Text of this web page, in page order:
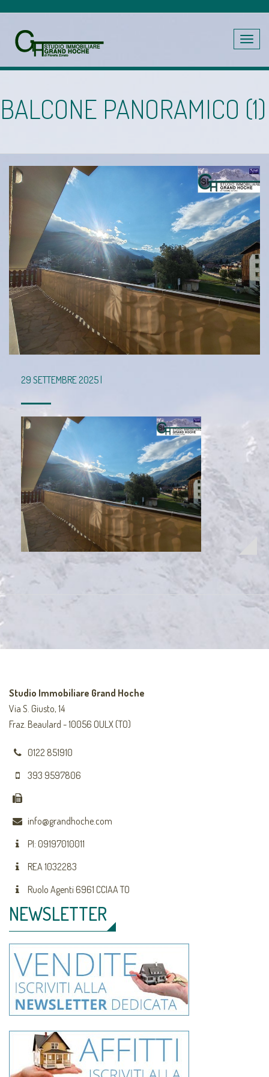
Toggle
BALCONE PANORAMICO (1)
29 SETTEMBRE 2025 |
Studio Immobiliare Grand Hoche
Via S. Giusto, 14
Fraz. Beaulard - 10056 OULX (TO)
0122 851910
393 9597806
info@grandhoche.com
PI: 09197010011
REA 1032283
Ruolo Agenti 6961 CCIAA TO
NEWSLETTER